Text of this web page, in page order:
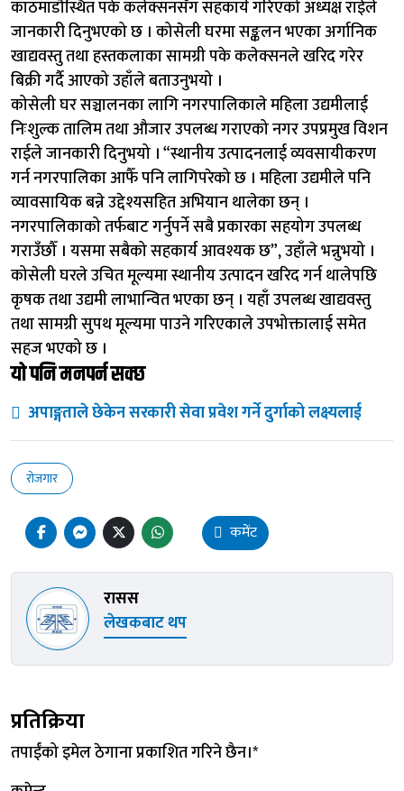
काठमाडौँस्थित पके कलेक्सनसँग सहकार्य गरिएको अध्यक्ष राईले
जानकारी दिनुभएको छ । कोसेली घरमा सङ्कलन भएका अर्गानिक
खाद्यवस्तु तथा हस्तकलाका सामग्री पके कलेक्सनले खरिद गरेर
बिक्री गर्दै आएको उहाँले बताउनुभयो ।
कोसेली घर सञ्चालनका लागि नगरपालिकाले महिला उद्यमीलाई
निःशुल्क तालिम तथा औजार उपलब्ध गराएको नगर उपप्रमुख विशन
राईले जानकारी दिनुभयो । “स्थानीय उत्पादनलाई व्यवसायीकरण
गर्न नगरपालिका आफैँ पनि लागिपरेको छ । महिला उद्यमीले पनि
व्यावसायिक बन्ने उद्देश्यसहित अभियान थालेका छन् ।
नगरपालिकाको तर्फबाट गर्नुपर्ने सबै प्रकारका सहयोग उपलब्ध
गराउँछौँ । यसमा सबैको सहकार्य आवश्यक छ”, उहाँले भन्नुभयो ।
कोसेली घरले उचित मूल्यमा स्थानीय उत्पादन खरिद गर्न थालेपछि
कृषक तथा उद्यमी लाभान्वित भएका छन् । यहाँ उपलब्ध खाद्यवस्तु
तथा सामग्री सुपथ मूल्यमा पाउने गरिएकाले उपभोक्तालाई समेत
सहज भएको छ ।
यो पनि मनपर्न सक्छ
अपाङ्गताले छेकेन सरकारी सेवा प्रवेश गर्ने दुर्गाको लक्ष्यलाई
रोजगार
कमेंट
रासस
लेखकबाट थप
प्रतिक्रिया
तपाईंको इमेल ठेगाना प्रकाशित गरिने छैन।*